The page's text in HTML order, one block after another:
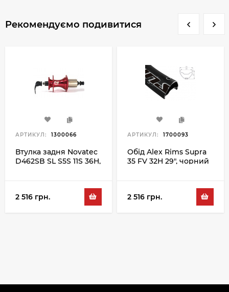
Рекомендуємо подивитися
АРТИКУЛ: 1300066
Втулка задня Novatec
D462SB SL S5S 11S 36H,
2 516 грн.
АРТИКУЛ: 1700093
Обід Alex Rims Supra
35 FV 32H 29", чорний
2 516 грн.